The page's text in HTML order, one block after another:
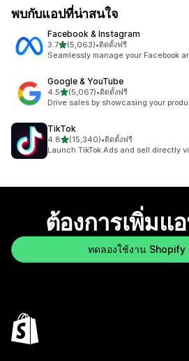
พบกับแอปที่น่าสนใจ
Facebook & Instagram
3.7เต็ม 5 ดาว
(5,063)
ทั้งหมด 5063 รีวิว
•ติดตั้งฟรี
Seamlessly manage your Facebook
Google & YouTube
4.5เต็ม 5 ดาว
(5,067)
ทั้งหมด 5067 รีวิว
•ติดตั้งฟรี
Drive sales by showcasing your
TikTok
4.8เต็ม 5 ดาว
(15,340)
ทั้งหมด 15340 รีวิว
•ติดตั้งฟรี
Launch TikTok Ads and sell directly
ต้องการเพิ่มแ
ทดลองใช้งาน Shopify